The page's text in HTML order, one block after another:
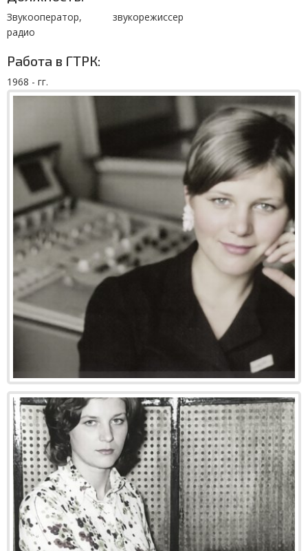
Звукооператор, звукорежиссер
радио
Работа в ГТРК:
1968 - гг.